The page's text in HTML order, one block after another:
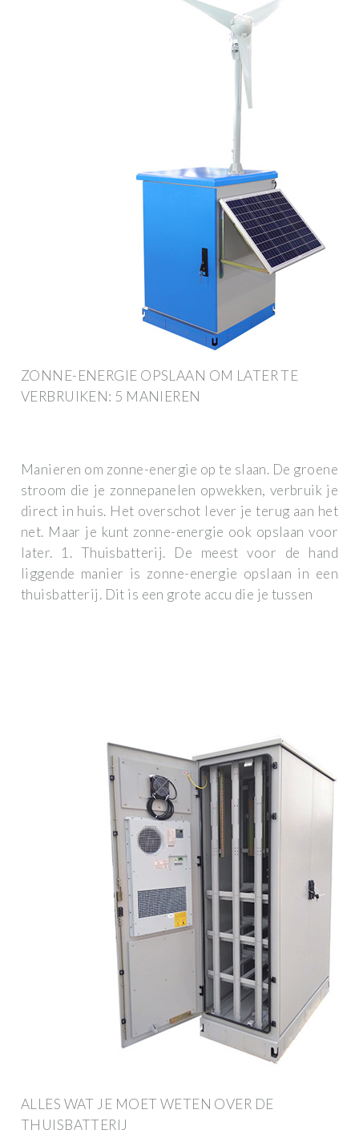
ZONNE-ENERGIE OPSLAAN OM LATER TE
VERBRUIKEN: 5 MANIEREN
Manieren om zonne-energie op te slaan. De groene
stroom die je zonnepanelen opwekken, verbruik je
direct in huis. Het overschot lever je terug aan het
net. Maar je kunt zonne-energie ook opslaan voor
later. 1. Thuisbatterij. De meest voor de hand
liggende manier is zonne-energie opslaan in een
thuisbatterij. Dit is een grote accu die je tussen
ALLES WAT JE MOET WETEN OVER DE
THUISBATTERIJ